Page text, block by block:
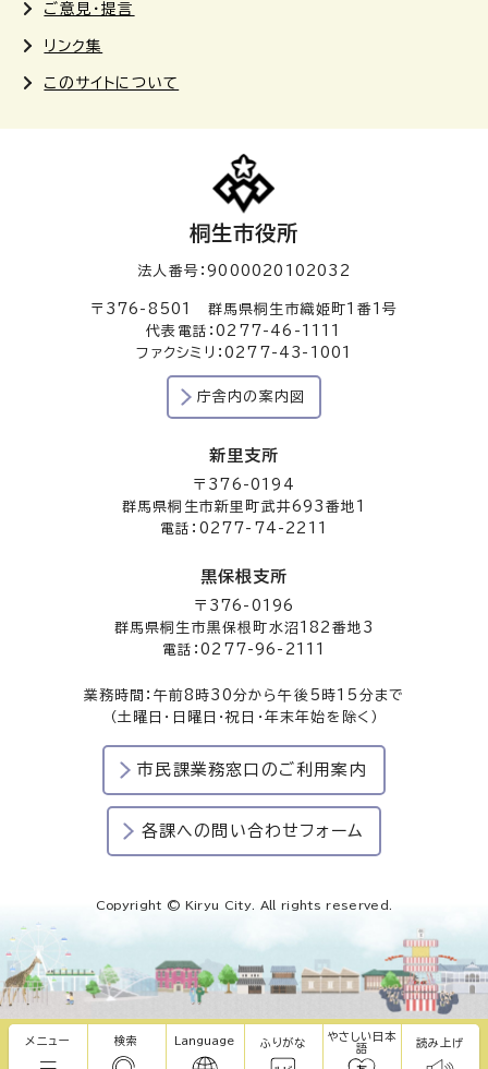
メニュー 検索 Language ふりがな
やさしい日本
語
読み上げ
ご意見・提言
リンク集
このサイトについて
桐生市役所
法人番号：9000020102032
〒376-8501 群馬県桐生市織姫町1番1号
代表電話：0277-46-1111
ファクシミリ：0277-43-1001
庁舎内の案内図
新里支所
〒376-0194
群馬県桐生市新里町武井693番地1
電話：0277-74-2211
黒保根支所
〒376-0196
群馬県桐生市黒保根町水沼182番地3
電話：0277-96-2111
業務時間：午前8時30分から午後5時15分まで
（土曜日・日曜日・祝日・年末年始を除く）
市民課業務窓口のご利用案内
各課への問い合わせフォーム
Copyright © Kiryu City. All rights reserved.